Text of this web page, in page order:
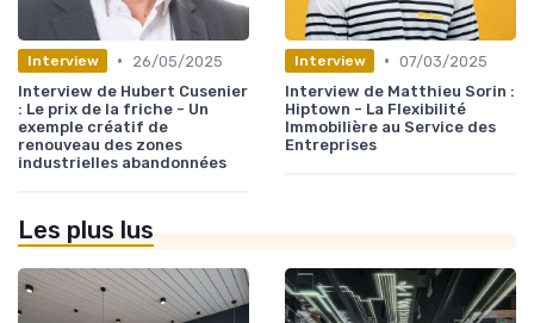
Interview •
26/05/2025
Interview de Hubert Cusenier
: Le prix de la friche - Un
exemple créatif de
renouveau des zones
industrielles abandonnées
Interview • 07/03/2025
Interview de Matthieu Sorin :
Hiptown - La Flexibilité
Immobilière au Service des
Entreprises
Les plus lus